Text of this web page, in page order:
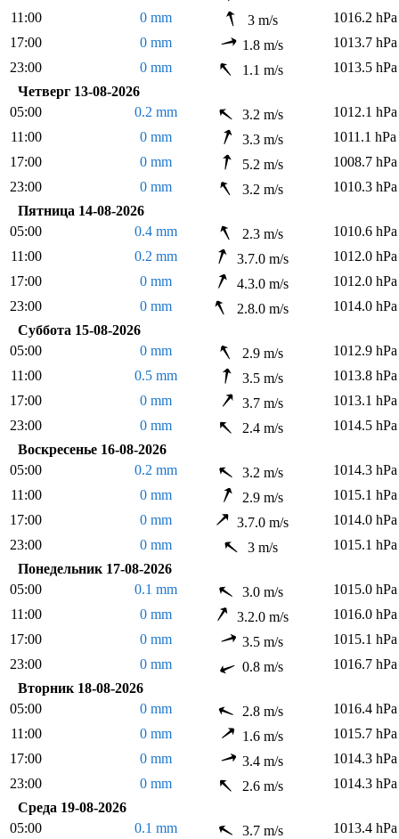
11:00
0 mm 3 m/s
1016.2 hPa
17:00
0 mm 1.8 m/s
1013.7 hPa
23:00
0 mm 1.1 m/s
1013.5 hPa
Четверг 13-08-2026
05:00
0.2 mm 3.2 m/s
1012.1 hPa
11:00
0 mm 3.3 m/s
1011.1 hPa
17:00
0 mm 5.2 m/s
1008.7 hPa
23:00
0 mm 3.2 m/s
1010.3 hPa
Пятница 14-08-2026
05:00
0.4 mm 2.3 m/s
1010.6 hPa
11:00
0.2 mm 3.7.0 m/s
1012.0 hPa
17:00
0 mm 4.3.0 m/s
1012.0 hPa
23:00
0 mm 2.8.0 m/s
1014.0 hPa
Суббота 15-08-2026
05:00
0 mm 2.9 m/s
1012.9 hPa
11:00
0.5 mm 3.5 m/s
1013.8 hPa
17:00
0 mm 3.7 m/s
1013.1 hPa
23:00
0 mm 2.4 m/s
1014.5 hPa
Воскресенье 16-08-2026
05:00
0.2 mm 3.2 m/s
1014.3 hPa
11:00
0 mm 2.9 m/s
1015.1 hPa
17:00
0 mm 3.7.0 m/s
1014.0 hPa
23:00
0 mm 3 m/s
1015.1 hPa
Понедельник 17-08-2026
05:00
0.1 mm 3.0 m/s
1015.0 hPa
11:00
0 mm 3.2.0 m/s
1016.0 hPa
17:00
0 mm 3.5 m/s
1015.1 hPa
23:00
0 mm 0.8 m/s
1016.7 hPa
Вторник 18-08-2026
05:00
0 mm 2.8 m/s
1016.4 hPa
11:00
0 mm 1.6 m/s
1015.7 hPa
17:00
0 mm 3.4 m/s
1014.3 hPa
23:00
0 mm 2.6 m/s
1014.3 hPa
Среда 19-08-2026
05:00
0.1 mm 3.7 m/s
1013.4 hPa